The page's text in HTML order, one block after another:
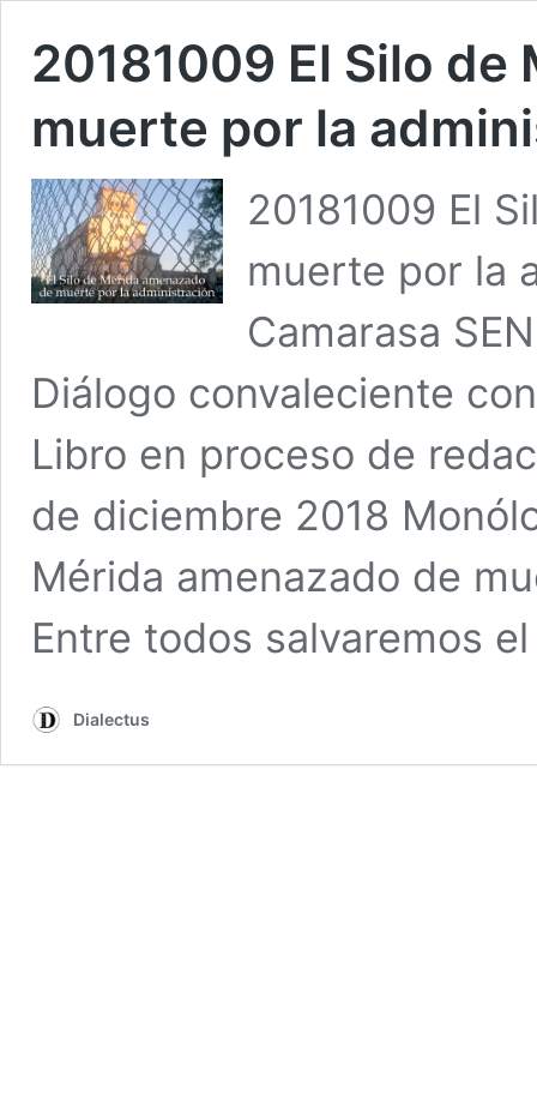
20181009 El Silo de
muerte por la
20181009 El
muerte por la
Camarasa
Diálogo convaleciente
Libro en proceso de
de diciembre 2018
Mérida amenazado de
Entre todos salvaremos
Dialectus